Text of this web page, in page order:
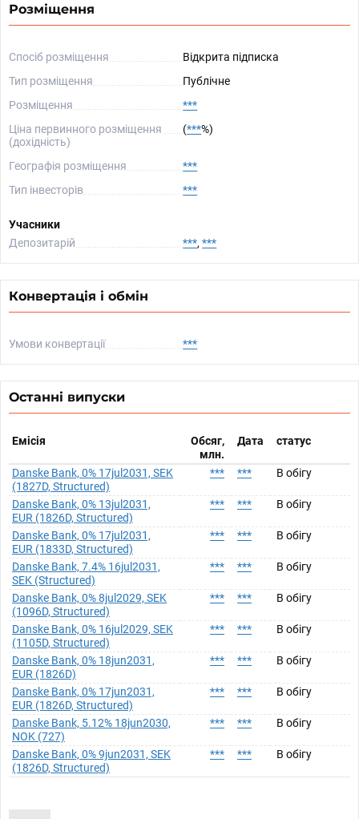
Розміщення
Спосіб розміщення
Відкрита підписка
Тип розміщення
Публічне
Розміщення
***
Ціна первинного розміщення
(дохідність)
(***%)
Географія розміщення
***
Тип інвесторів
***
Учасники
Депозитарій
***, ***
Конвертація і обмін
Умови конвертації ***
Останні випуски
Емісія
Обсяг,
млн.
Дата статус
Danske Bank, 0% 17jul2031, SEK
(1827D, Structured)
*** *** В обігу
Danske Bank, 0% 13jul2031,
EUR (1826D, Structured)
*** *** В обігу
Danske Bank, 0% 17jul2031,
EUR (1833D, Structured)
*** *** В обігу
Danske Bank, 7.4% 16jul2031,
SEK (Structured)
*** *** В обігу
Danske Bank, 0% 8jul2029, SEK
(1096D, Structured)
*** *** В обігу
Danske Bank, 0% 16jul2029, SEK
(1105D, Structured)
*** *** В обігу
Danske Bank, 0% 18jun2031,
EUR (1826D)
*** *** В обігу
Danske Bank, 0% 17jun2031,
EUR (1826D, Structured)
*** *** В обігу
Danske Bank, 5.12% 18jun2030,
NOK (727)
*** *** В обігу
Danske Bank, 0% 9jun2031, SEK
(1826D, Structured)
*** *** В обігу